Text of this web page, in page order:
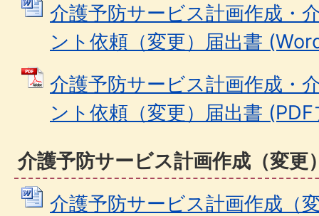
介護予防サービス計画作成・
ント依頼（変更）届出書
介護予防サービス計画作成・
ント依頼（変更）届出書
介護予防サービス計画作成（変更
介護予防サービス計画作成（